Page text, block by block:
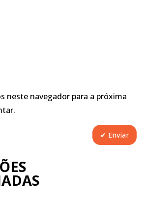
neste navegador para a próxima